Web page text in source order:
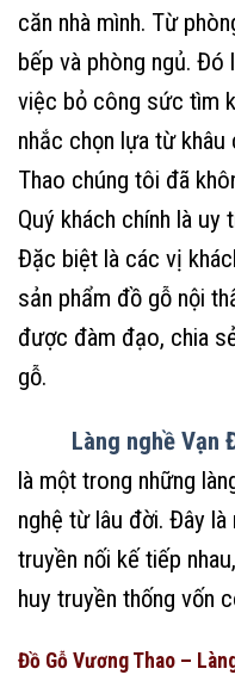
căn nhà mình. Từ
bếp và phòng ngủ.
việc bỏ công sức tìm
nhắc chọn lựa từ
Thao chúng tôi đã
Quý khách chính là
Đặc biệt là các vị
sản phẩm đồ gỗ nội
được đàm đạo, chia
gỗ.
Làng nghề Vạn
là một trong những
nghệ từ lâu đời. Đây là
truyền nối kế tiếp
huy truyền thống vốn
Đồ Gỗ Vương Thao –